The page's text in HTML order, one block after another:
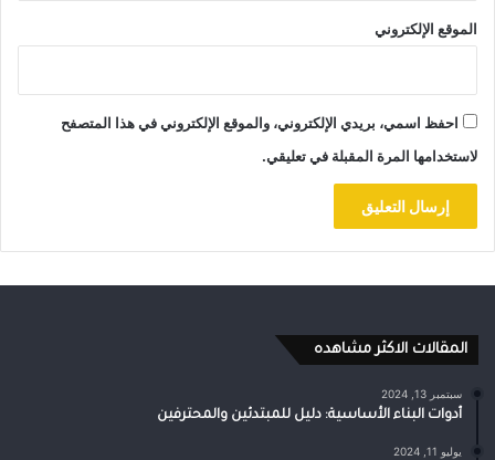
الموقع الإلكتروني
احفظ اسمي، بريدي الإلكتروني، والموقع الإلكتروني في هذا المتصفح
لاستخدامها المرة المقبلة في تعليقي.
المقالات الاكثر مشاهده
سبتمبر 13, 2024
أدوات البناء الأساسية: دليل للمبتدئين والمحترفين
يوليو 11, 2024